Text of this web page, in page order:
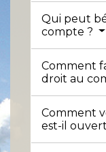
Qui peut
compte ?
Comment
droit au
Comment
est-il